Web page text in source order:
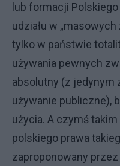
lub formacji
udziału w
tylko w państwie
używania pewnych
absolutny (z jedynym
używanie publiczne),
użycia. A czymś
polskiego prawa
zaproponowany